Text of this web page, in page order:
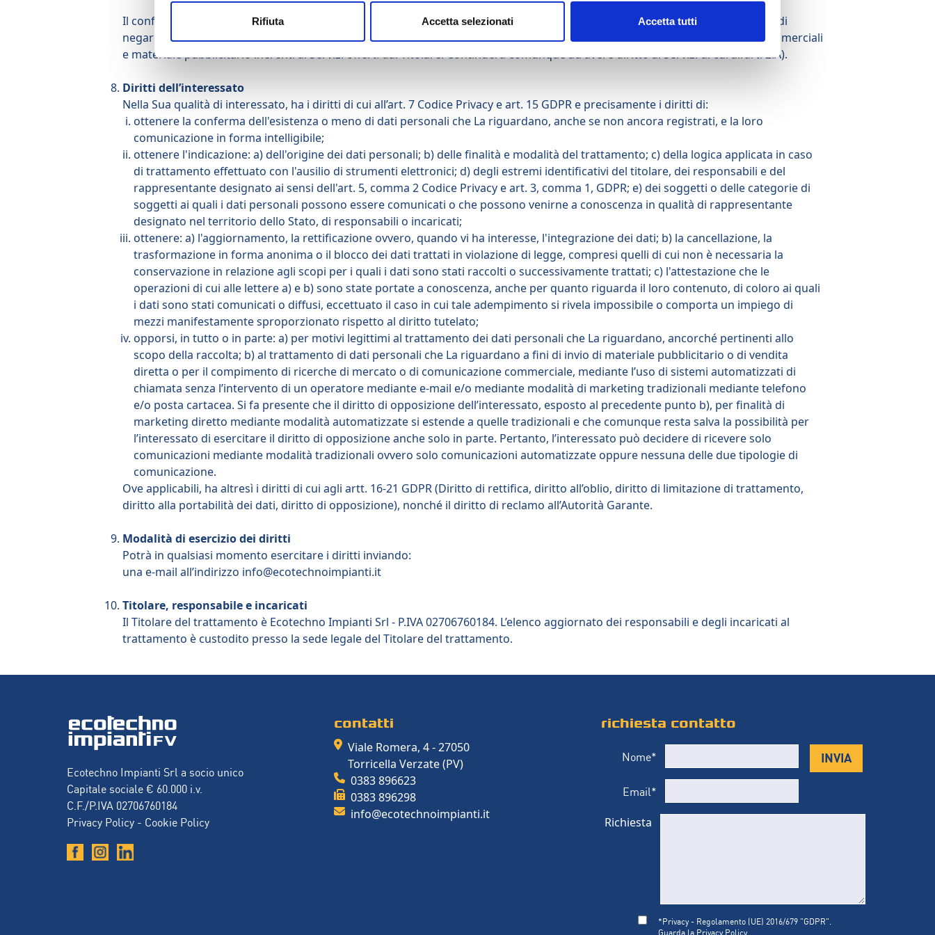
Rifiuta Accetta selezionati Accetta tutti
Il conferimento dei dati per le finalità di cui all’art. 2.B) è invece facoltativo. Può quindi decidere di non conferire alcun dato o di
negare successivamente la possibilità di trattare dati già forniti: in tal caso, non potrà ricevere newsletter, comunicazioni commerciali
e materiale pubblicitario inerenti ai Servizi offerti dal Titolare. Continuerà comunque ad avere diritto ai Servizi di cui all’art. 2.A).
Diritti dell’interessato
Nella Sua qualità di interessato, ha i diritti di cui all’art. 7 Codice Privacy e art. 15 GDPR e precisamente i diritti di:
ottenere la conferma dell'esistenza o meno di dati personali che La riguardano, anche se non ancora registrati, e la loro
comunicazione in forma intelligibile;
ottenere l'indicazione: a) dell'origine dei dati personali; b) delle finalità e modalità del trattamento; c) della logica applicata in caso
di trattamento effettuato con l'ausilio di strumenti elettronici; d) degli estremi identificativi del titolare, dei responsabili e del
rappresentante designato ai sensi dell'art. 5, comma 2 Codice Privacy e art. 3, comma 1, GDPR; e) dei soggetti o delle categorie di
soggetti ai quali i dati personali possono essere comunicati o che possono venirne a conoscenza in qualità di rappresentante
designato nel territorio dello Stato, di responsabili o incaricati;
ottenere: a) l'aggiornamento, la rettificazione ovvero, quando vi ha interesse, l'integrazione dei dati; b) la cancellazione, la
trasformazione in forma anonima o il blocco dei dati trattati in violazione di legge, compresi quelli di cui non è necessaria la
conservazione in relazione agli scopi per i quali i dati sono stati raccolti o successivamente trattati; c) l'attestazione che le
operazioni di cui alle lettere a) e b) sono state portate a conoscenza, anche per quanto riguarda il loro contenuto, di coloro ai quali
i dati sono stati comunicati o diffusi, eccettuato il caso in cui tale adempimento si rivela impossibile o comporta un impiego di
mezzi manifestamente sproporzionato rispetto al diritto tutelato;
opporsi, in tutto o in parte: a) per motivi legittimi al trattamento dei dati personali che La riguardano, ancorché pertinenti allo
scopo della raccolta; b) al trattamento di dati personali che La riguardano a fini di invio di materiale pubblicitario o di vendita
diretta o per il compimento di ricerche di mercato o di comunicazione commerciale, mediante l’uso di sistemi automatizzati di
chiamata senza l’intervento di un operatore mediante e-mail e/o mediante modalità di marketing tradizionali mediante telefono
e/o posta cartacea. Si fa presente che il diritto di opposizione dell’interessato, esposto al precedente punto b), per finalità di
marketing diretto mediante modalità automatizzate si estende a quelle tradizionali e che comunque resta salva la possibilità per
l’interessato di esercitare il diritto di opposizione anche solo in parte. Pertanto, l’interessato può decidere di ricevere solo
comunicazioni mediante modalità tradizionali ovvero solo comunicazioni automatizzate oppure nessuna delle due tipologie di
comunicazione.
Ove applicabili, ha altresì i diritti di cui agli artt. 16-21 GDPR (Diritto di rettifica, diritto all’oblio, diritto di limitazione di trattamento,
diritto alla portabilità dei dati, diritto di opposizione), nonché il diritto di reclamo all’Autorità Garante.
Modalità di esercizio dei diritti
Potrà in qualsiasi momento esercitare i diritti inviando:
una e-mail all’indirizzo info@ecotechnoimpianti.it
Titolare, responsabile e incaricati
Il Titolare del trattamento è Ecotechno Impianti Srl - P.IVA 02706760184. L’elenco aggiornato dei responsabili e degli incaricati al
trattamento è custodito presso la sede legale del Titolare del trattamento.
Ecotechno Impianti Srl a socio unico
Capitale sociale € 60.000 i.v.
C.F./P.IVA 02706760184
Privacy Policy - Cookie Policy
contatti
Viale Romera, 4 - 27050
Torricella Verzate (PV)
0383 896623
0383 896298
info@ecotechnoimpianti.it
richiesta contatto
Nome*
Email*
Richiesta
*Privacy - Regolamento (UE) 2016/679 "GDPR".
Guarda la Privacy Policy
INVIA